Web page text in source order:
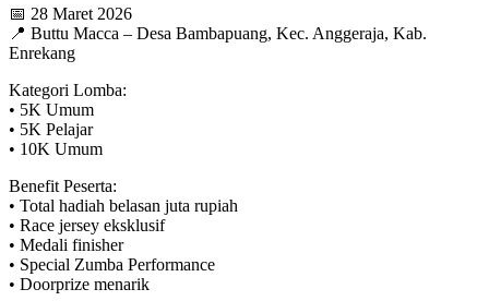
📅 28 Maret 2026
📍 Buttu Macca – Desa Bambapuang, Kec. Anggeraja, Kab.
Enrekang
Kategori Lomba:
• 5K Umum
• 5K Pelajar
• 10K Umum
Benefit Peserta:
• Total hadiah belasan juta rupiah
• Race jersey eksklusif
• Medali finisher
• Special Zumba Performance
• Doorprize menarik